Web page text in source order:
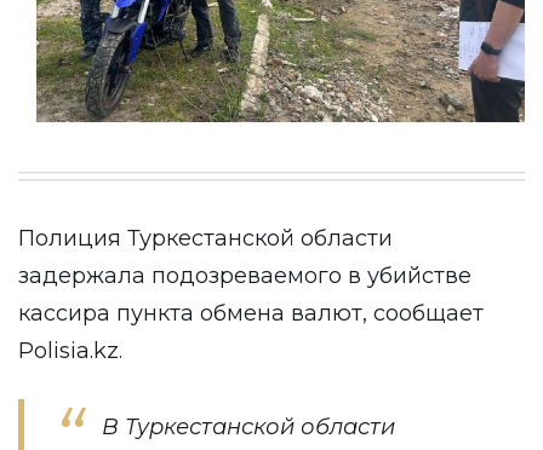
Полиция Туркестанской области
задержала подозреваемого в убийстве
кассира пункта обмена валют, сообщает
Polisia.kz.
В Туркестанской области